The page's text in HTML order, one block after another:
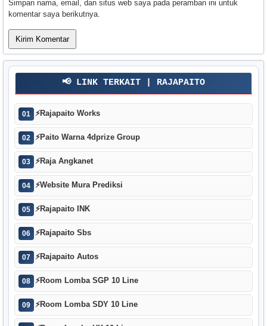
Simpan nama, email, dan situs web saya pada peramban ini untuk
komentar saya berikutnya.
📢 LINK TERKAIT | RAJAPAITO
01 ⚡Rajapaito Works
02 ⚡Paito Warna 4dprize Group
03 ⚡Raja Angkanet
04 ⚡Website Mura Prediksi
05 ⚡Rajapaito INK
06 ⚡Rajapaito Sbs
07 ⚡Rajapaito Autos
08 ⚡Room Lomba SGP 10 Line
09 ⚡Room Lomba SDY 10 Line